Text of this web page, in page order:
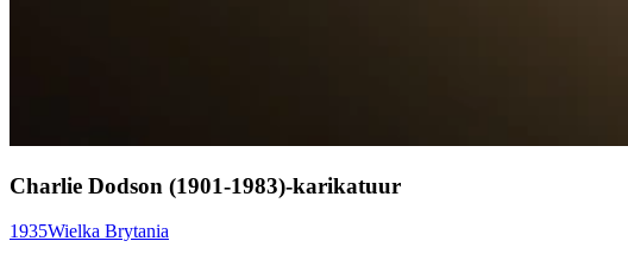
Charlie Dodson (1901-1983)-karikatuur
1935Wielka Brytania